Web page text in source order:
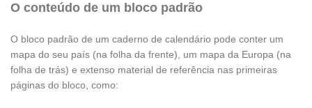
O conteúdo de um bloco padrão
O bloco padrão de um caderno de calendário pode conter um
mapa do seu país (na folha da frente), um mapa da Europa (na
folha de trás) e extenso material de referência nas primeiras
páginas do bloco, como: